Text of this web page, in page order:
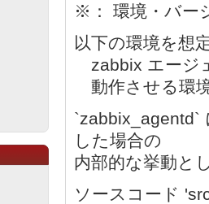
※： 環境・バー
以下の環境を想
zabbix エージ
動作させる環
`zabbix_agentd`
した場合の
内部的な挙動と
ソースコード